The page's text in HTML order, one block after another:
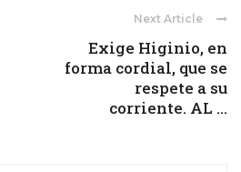
Next Article
Exige Higinio, en
forma cordial, que se
respete a su
corriente. AL ...